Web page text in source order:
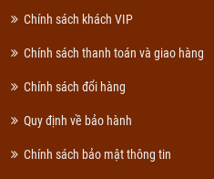
Chính sách khách VIP
Chính sách thanh toán và giao hàng
Chính sách đổi hàng
Quy định về bảo hành
Chính sách bảo mật thông tin